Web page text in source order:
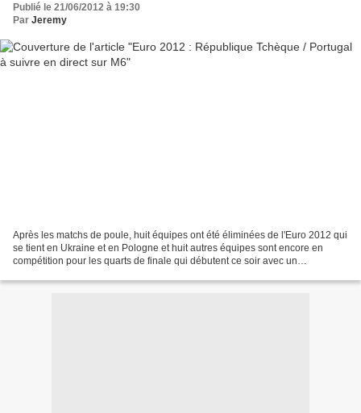
Publié le 21/06/2012 à 19:30
Par Jeremy
Après les matchs de poule, huit équipes ont été éliminées de l'Euro 2012 qui
se tient en Ukraine et en Pologne et huit autres équipes sont encore en
compétition pour les quarts de finale qui débutent ce soir avec un